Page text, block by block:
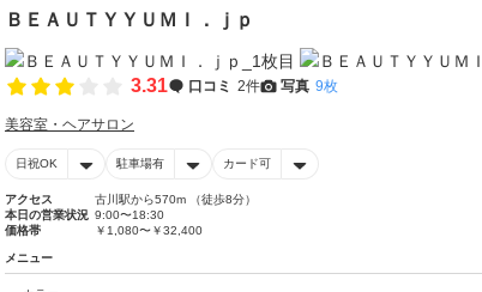
ＢＥＡＵＴＹＹＵＭＩ．ｊｐ
3.31 口コミ 2件 写真 9枚
美容室・ヘアサロン
日祝OK 駐車場有 カード可
アクセス
古川駅から570m （徒歩8分）
本日の営業状況 9:00〜18:30
価格帯
￥1,080〜￥32,400
メニュー